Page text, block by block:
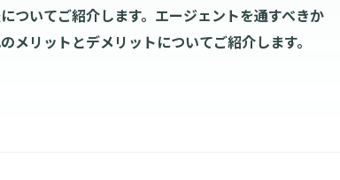
ついてご紹介します。エージェントを通すべきか
メリットとデメリットについてご紹介します。